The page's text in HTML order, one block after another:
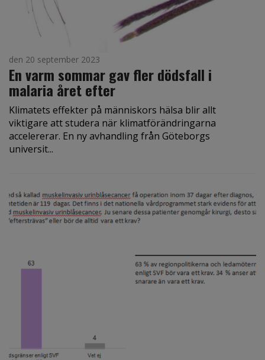
den 20 september 2023
En varm sommar gav fler dödsfall i
malaria året efter
Klimatets effekter på människors hälsa blir allt
viktigare att studera när klimatförändringarna
accelererar. En ny avhandling från Göteborgs
universit...